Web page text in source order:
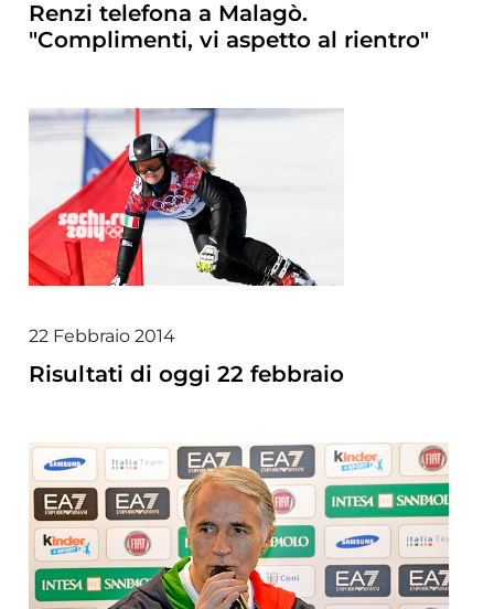
Renzi telefona a Malagò.
"Complimenti, vi aspetto al rientro"
22 Febbraio 2014
Risultati di oggi 22 febbraio